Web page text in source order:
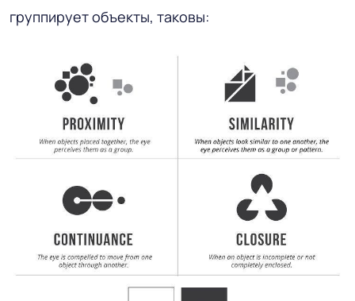
группирует объекты, таковы: